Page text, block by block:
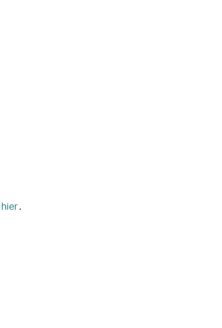
hier .